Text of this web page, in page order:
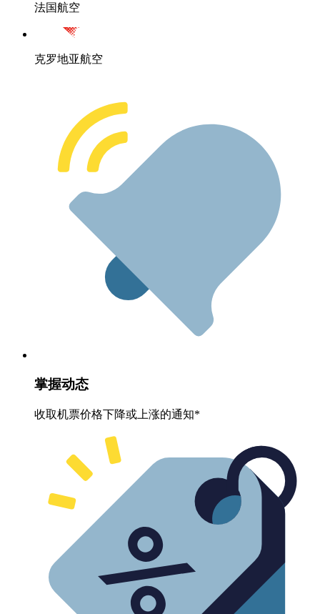
法国航空
克罗地亚航空
掌握动态
收取机票价格下降或上涨的通知*